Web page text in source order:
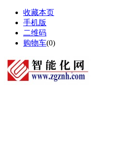
收藏本页
手机版
二维码
购物车(0)